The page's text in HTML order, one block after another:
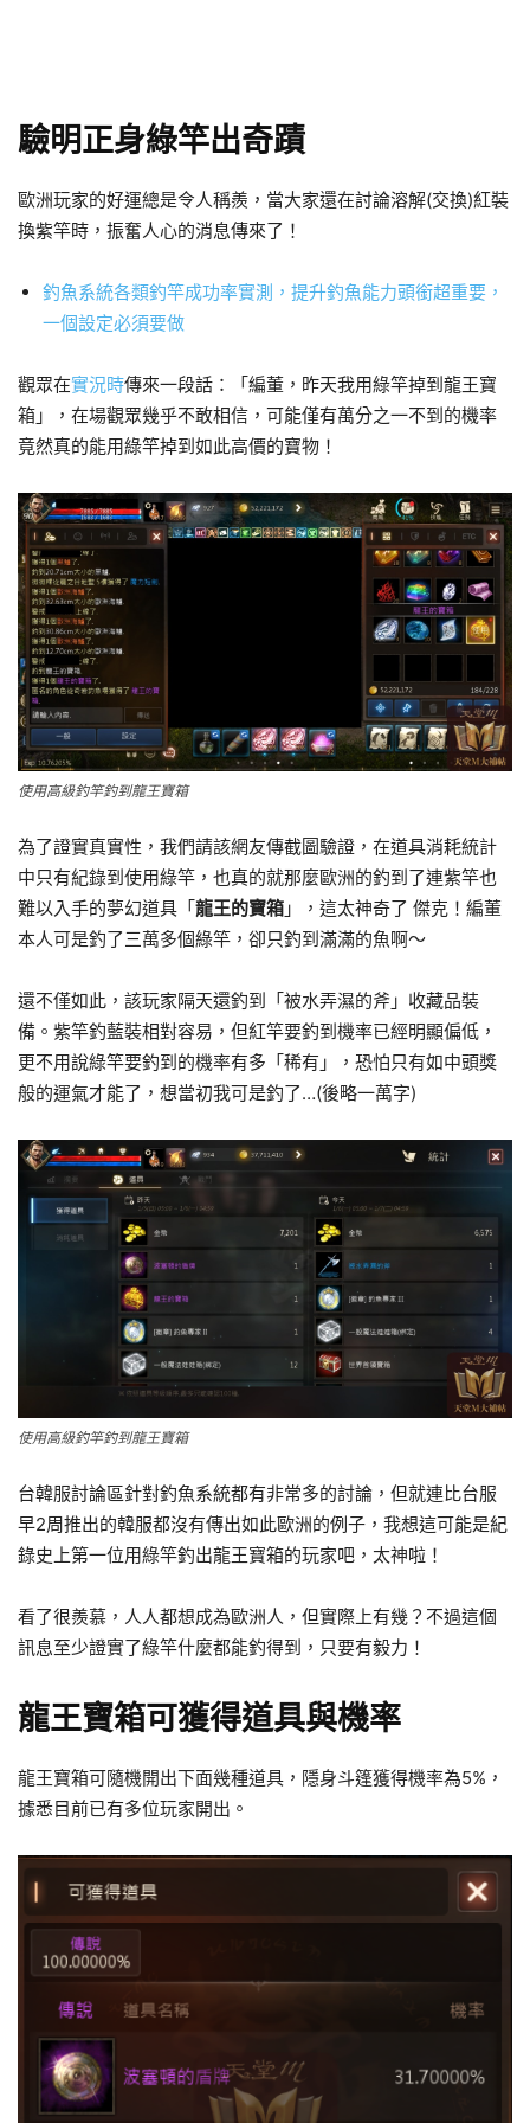
驗明正身綠竿出奇蹟
歐洲玩家的好運總是令人稱羨，當大家還在討論溶解(交換)紅裝
換紫竿時，振奮人心的消息傳來了！
釣魚系統各類釣竿成功率實測，提升釣魚能力頭銜超重要，
一個設定必須要做
觀眾在實況時傳來一段話：「編董，昨天我用綠竿掉到龍王寶
箱」，在場觀眾幾乎不敢相信，可能僅有萬分之一不到的機率
竟然真的能用綠竿掉到如此高價的寶物！
使用高級釣竿釣到龍王寶箱
為了證實真實性，我們請該網友傳截圖驗證，在道具消耗統計
中只有紀錄到使用綠竿，也真的就那麼歐洲的釣到了連紫竿也
難以入手的夢幻道具「龍王的寶箱 」，這太神奇了 傑克！編董
本人可是釣了三萬多個綠竿，卻只釣到滿滿的魚啊～
還不僅如此，該玩家隔天還釣到「被水弄濕的斧」收藏品裝
備。紫竿釣藍裝相對容易，但紅竿要釣到機率已經明顯偏低，
更不用說綠竿要釣到的機率有多「稀有」，恐怕只有如中頭獎
般的運氣才能了，想當初我可是釣了…(後略一萬字)
使用高級釣竿釣到龍王寶箱
台韓服討論區針對釣魚系統都有非常多的討論，但就連比台服
早2周推出的韓服都沒有傳出如此歐洲的例子，我想這可能是紀
錄史上第一位用綠竿釣出龍王寶箱的玩家吧，太神啦！
看了很羨慕，人人都想成為歐洲人，但實際上有幾？不過這個
訊息至少證實了綠竿什麼都能釣得到，只要有毅力！
龍王寶箱可獲得道具與機率
龍王寶箱可隨機開出下面幾種道具，隱身斗篷獲得機率為5%，
據悉目前已有多位玩家開出。